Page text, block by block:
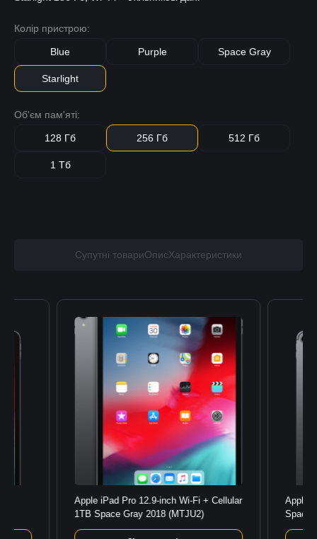
Колір пристрою:
Blue Purple Space Gray
Starlight
Об'єм пам'яті:
128 Гб 256 Гб 512 Гб
1 Тб
Супутні товариОписХарактеристики
Apple iPad Pro 12.9-inch Wi-Fi + Cellular
1TB Space Gray 2018 (MTJU2)
Apple
Space